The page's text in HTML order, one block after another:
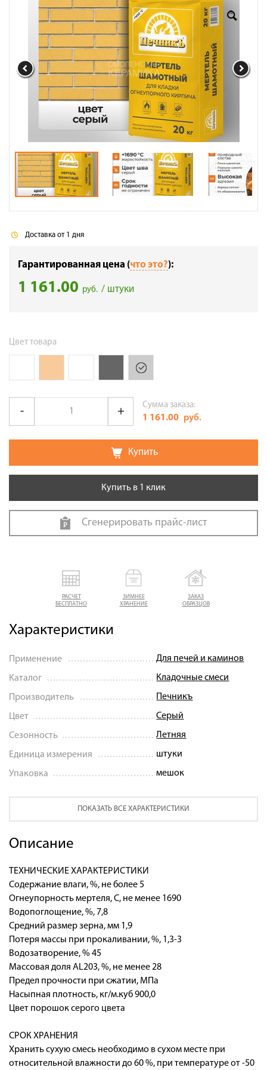
Доставка
Сотрудничество
Галерея объектов
Контакты
РАСЧЕТ
БЕСПЛАТНО
ЗИМНЕЕ
ХРАНЕНИЕ
ЗАКАЗ
ОБРАЗЦОВ
Характеристики
Применение Для печей и каминов
Каталог Кладочные смеси
Производитель Печникъ
Цвет Серый
Сезонность Летняя
Единица измерения штуки
Упаковка мешок
ПОКАЗАТЬ ВСЕ ХАРАКТЕРИСТИКИ
Описание
ТЕХНИЧЕСКИЕ ХАРАКТЕРИСТИКИ
Содержание влаги, %, не более 5
Огнеупорность мертеля, С, не менее 1690
Водопоглощение, %, 7,8
Средний размер зерна, мм 1,9
Потеря массы при прокаливании, %, 1,3-3
Водозатворение, % 45
Массовая доля AL203, %, не менее 28
Предел прочности при сжатии, МПа
Насыпная плотность, кг/м.куб 900,0
Цвет порошок серого цвета
СРОК ХРАНЕНИЯ
Хранить сухую смесь необходимо в сухом месте при
относительной влажности до 60 %, при температуре от -50
Доставка от 1 дня
Гарантированная цена (что это?):
1 161.00 руб. / штуки
Цвет товара
Сумма заказа:
1 161.00 руб.
Купить
Купить в 1 клик
Сгенерировать прайс-лист